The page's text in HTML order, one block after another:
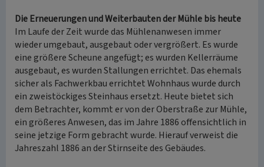
Die Erneuerungen und Weiterbauten der Mühle bis heute
Im Laufe der Zeit wurde das Mühlenanwesen immer
wieder umgebaut, ausgebaut oder vergrößert. Es wurde
eine größere Scheune angefügt; es wurden Kellerräume
ausgebaut, es wurden Stallungen errichtet. Das ehemals
sicher als Fachwerkbau errichtet Wohnhaus wurde durch
ein zweistöckiges Steinhaus ersetzt. Heute bietet sich
dem Betrachter, kommt er von der Oberstraße zur Mühle,
ein größeres Anwesen, das im Jahre 1886 offensichtlich in
seine jetzige Form gebracht wurde. Hierauf verweist die
Jahreszahl 1886 an der Stirnseite des Gebäudes.